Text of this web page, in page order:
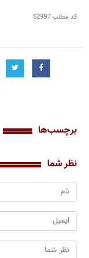
کد مطلب52997
برچسب‌ها
نظر شما